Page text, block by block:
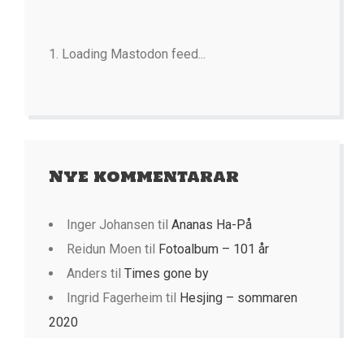
Loading Mastodon feed...
Nye kommentarar
Inger Johansen til Ananas Ha-På
Reidun Moen til Fotoalbum – 101 år
Anders til Times gone by
Ingrid Fagerheim til Hesjing – sommaren
2020